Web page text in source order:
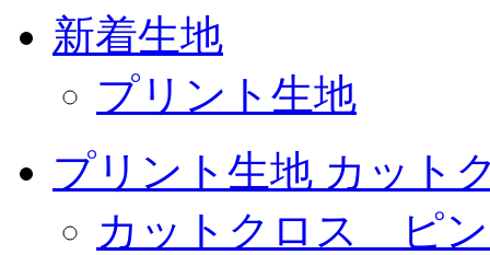
新着生地
プリント生地
プリント生地 カット
カットクロス ピ